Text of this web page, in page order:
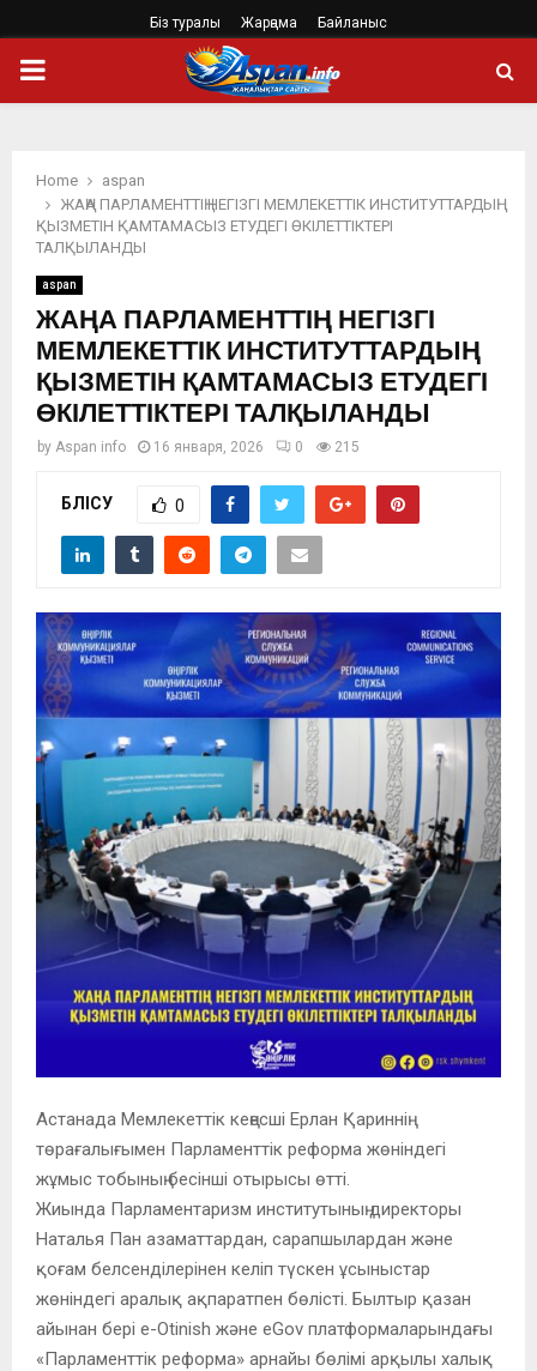
Біз туралы Жарңама Байланыс
PRIMARY
Home
aspan
ЖАҢА ПАРЛАМЕНТТІҢ НЕГІЗГІ МЕМЛЕКЕТТІК ИНСТИТУТТАРДЫҢ
ҚЫЗМЕТІН ҚАМТАМАСЫЗ ЕТУДЕГІ ӨКІЛЕТТІКТЕРІ
ТАЛҚЫЛАНДЫ
aspan
ЖАҢА ПАРЛАМЕНТТІҢ НЕГІЗГІ
МЕМЛЕКЕТТІК ИНСТИТУТТАРДЫҢ
ҚЫЗМЕТІН ҚАМТАМАСЫЗ ЕТУДЕГІ
ӨКІЛЕТТІКТЕРІ ТАЛҚЫЛАНДЫ
by Aspan info 16 января, 2026 0 215
БӨЛІСУ 0
Астанада Мемлекеттік кеңесші Ерлан Қариннің
төрағалығымен Парламенттік реформа жөніндегі
жұмыс тобының бесінші отырысы өтті.
Жиында Парламентаризм институтының директоры
Наталья Пан азаматтардан, сарапшылардан және
қоғам белсенділерінен келіп түскен ұсыныстар
жөніндегі аралық ақпаратпен бөлісті. Былтыр қазан
айынан бері e-Otinish және eGov платформаларындағы
«Парламенттік реформа» арнайы бөлімі арқылы халық